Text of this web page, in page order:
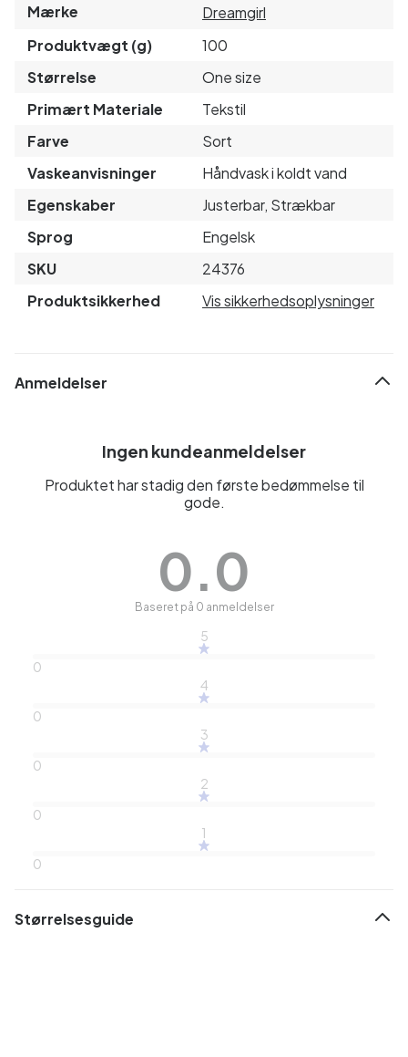
Mærke
Dreamgirl
Produktvægt (g)
100
Størrelse
One size
Primært Materiale
Tekstil
Farve
Sort
Vaskeanvisninger
Håndvask i koldt vand
Egenskaber
Justerbar, Strækbar
Sprog
Engelsk
SKU
24376
Produktsikkerhed
Vis sikkerhedsoplysninger
Anmeldelser
Ingen kundeanmeldelser
Produktet har stadig den første bedømmelse til
gode.
0.0
Baseret på 0 anmeldelser
5
0
4
0
3
0
2
0
1
0
Størrelsesguide